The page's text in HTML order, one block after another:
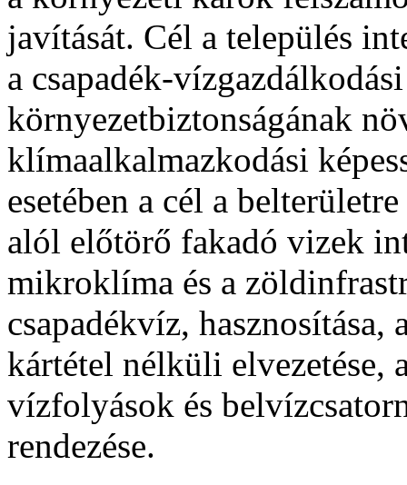
javítását. Cél a település
a csapadék-
környezetbiztonságának
klímaalkalmazkodási
esetében a cél a
alól előtörő fakadó vizek
mikroklíma és a
csapadékvíz, hasznosítása,
kártétel nélküli elvezetése,
vízfolyások és
rendezése.